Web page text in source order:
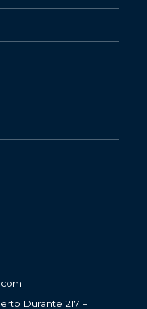
Durante 217 –